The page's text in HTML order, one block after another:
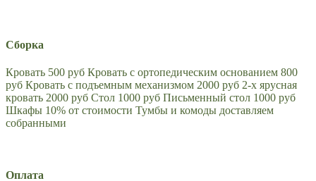
Сборка
Кровать 500 руб Кровать с ортопедическим основанием 800
руб Кровать с подъемным механизмом 2000 руб 2-х ярусная
кровать 2000 руб Стол 1000 руб Письменный стол 1000 руб
Шкафы 10% от стоимости Тумбы и комоды доставляем
собранными
Оплата